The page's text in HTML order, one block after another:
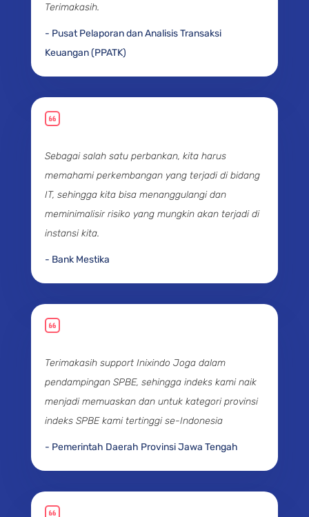
Terimakasih.
- Pusat Pelaporan dan Analisis Transaksi
Keuangan (PPATK)
Sebagai salah satu perbankan, kita harus
memahami perkembangan yang terjadi di bidang
IT, sehingga kita bisa menanggulangi dan
meminimalisir risiko yang mungkin akan terjadi di
instansi kita.
- Bank Mestika
Terimakasih support Inixindo Joga dalam
pendampingan SPBE, sehingga indeks kami naik
menjadi memuaskan dan untuk kategori provinsi
indeks SPBE kami tertinggi se-Indonesia
- Pemerintah Daerah Provinsi Jawa Tengah